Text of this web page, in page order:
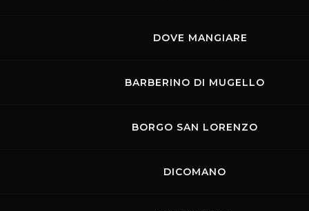
DOVE MANGIARE
BARBERINO DI MUGELLO
BORGO SAN LORENZO
DICOMANO